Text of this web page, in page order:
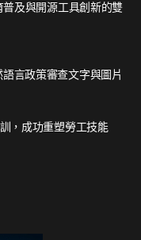
及與開源工具創新的雙
言政策審查文字與圖片
，成功重塑勞工技能